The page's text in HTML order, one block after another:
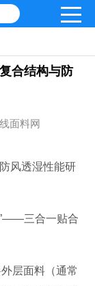
合结构与防
面料网
风透湿性能研
”——三合一贴合
层面料（通常